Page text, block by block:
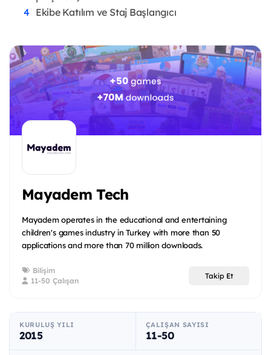
Ekibe Katılım ve Staj Başlangıcı
Mayadem Tech
Mayadem operates in the educational and entertaining
children's games industry in Turkey with more than 50
applications and more than 70 million downloads.
Bilişim
11-50 Çalışan
Takip Et
KURULUŞ YILI
2015
ÇALIŞAN SAYISI
11-50